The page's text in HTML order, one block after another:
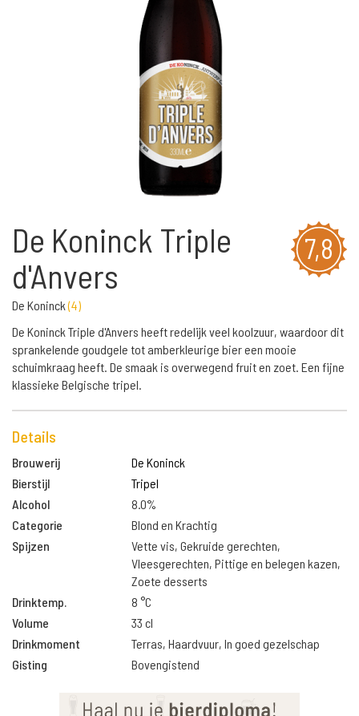
7,8
De Koninck Triple
d'Anvers
De Koninck(4)
De Koninck Triple d'Anvers heeft redelijk veel koolzuur, waardoor dit
sprankelende goudgele tot amberkleurige bier een mooie
schuimkraag heeft. De smaak is overwegend fruit en zoet. Een fijne
klassieke Belgische tripel.
Details
Brouwerij
De Koninck
Bierstijl
Tripel
Alcohol
8.0%
Categorie
Blond en Krachtig
Spijzen
Vette vis, Gekruide gerechten,
Vleesgerechten, Pittige en belegen kazen,
Zoete desserts
Drinktemp.
8 °C
Volume
33 cl
Drinkmoment
Terras, Haardvuur, In goed gezelschap
Gisting
Bovengistend